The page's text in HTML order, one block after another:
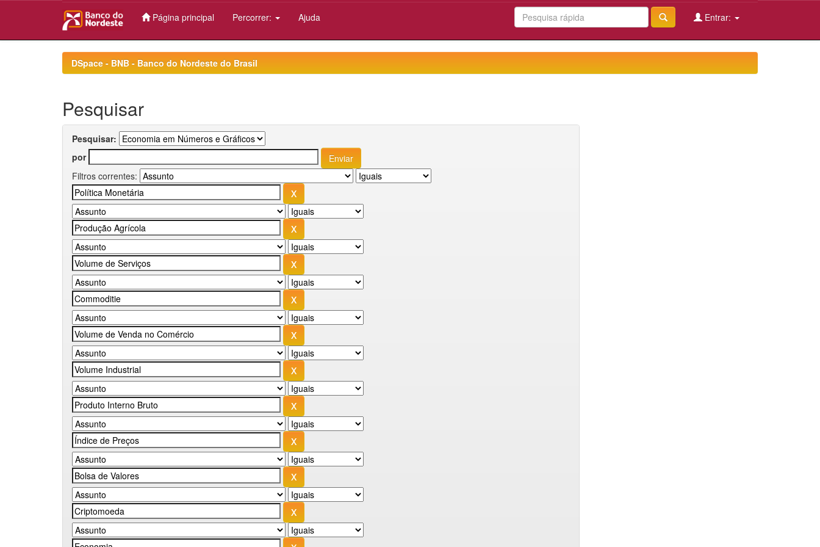
Página principal Percorrer: Ajuda Entrar:
DSpace - BNB - Banco do Nordeste do Brasil
Pesquisar
Pesquisar:
por
Filtros correntes: